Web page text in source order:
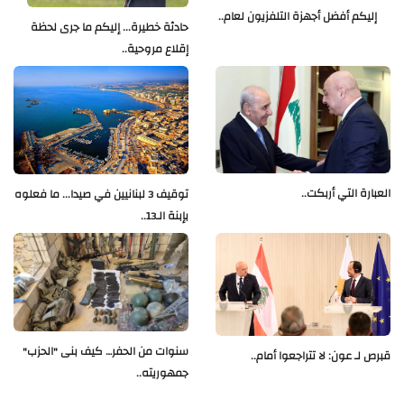
حادثة خطيرة... إليكم ما جرى لحظة
إقلاع مروحية..
إليكم أفضل أجهزة التلفزيون لعام..
توقيف 3 لبنانيين في صيدا... ما فعلوه
بإبنة الـ13..
العبارة التي أربكت..
سنوات من الحفر… كيف بنى "الحزب"
جمهوريته..
قبرص لـ عون: لا تتراجعوا أمام..